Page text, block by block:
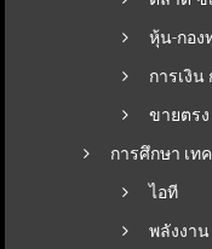
หุ้น-กอง
การเงิ
ขายตรง
การศึกษา เท
ไอที
พลังงาน